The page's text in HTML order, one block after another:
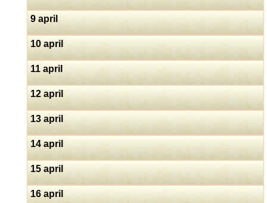
9 april
10 april
11 april
12 april
13 april
14 april
15 april
16 april